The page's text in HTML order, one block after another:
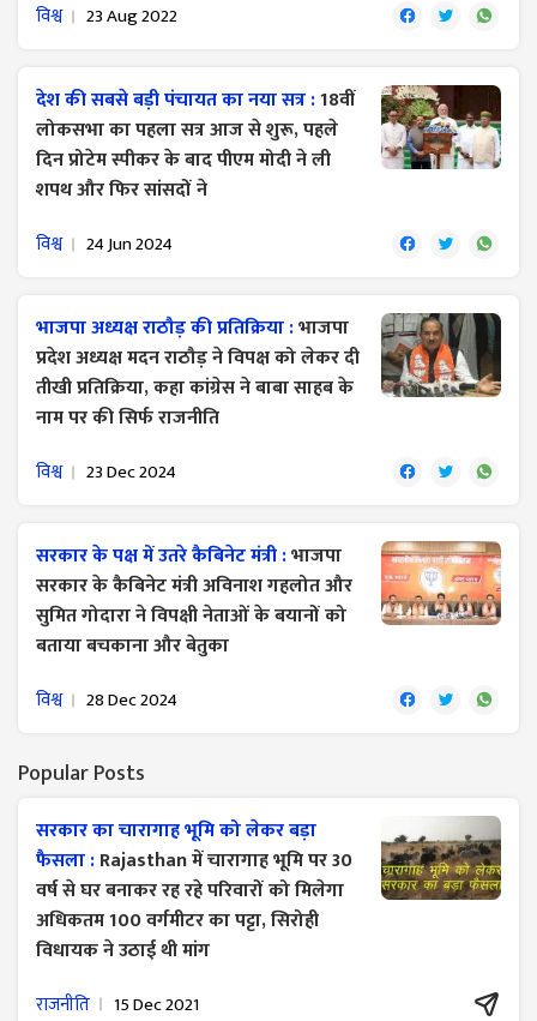
विश्व 23 Aug 2022
देश की सबसे बड़ी पंचायत का नया सत्र :18वीं
लोकसभा का पहला सत्र आज से शुरू, पहले
दिन प्रोटेम स्पीकर के बाद पीएम मोदी ने ली
शपथ ​और फिर सांसदों ने
विश्व 24 Jun 2024
भाजपा अध्यक्ष राठौड़ की प्रतिक्रिया :भाजपा
प्रदेश अध्यक्ष मदन राठौड़ ने विपक्ष को लेकर दी
तीखी प्रतिक्रिया, कहा कांग्रेस ने बाबा साहब के
नाम पर की सिर्फ राजनीति
विश्व 23 Dec 2024
सरकार के पक्ष में उतरे कैबिनेट मंत्री :भाजपा
सरकार के कैबिनेट मंत्री अविनाश गहलोत और
सुमित गोदारा ने विपक्षी नेताओं के बयानों को
बताया बचकाना और बेतुका
विश्व 28 Dec 2024
Popular Posts
सरकार का चारागाह भूमि को लेकर बड़ा
फैसला :Rajasthan में चारागाह भूमि पर 30
वर्ष से घर बनाकर रह रहे परिवारों को मिलेगा
अधिकतम 100 वर्गमीटर का पट्टा, सिरोही
विधायक ने उठाई थी मांग
राजनीति 15 Dec 2021